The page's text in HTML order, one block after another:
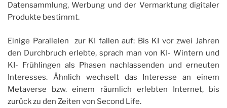
Datensammlung, Werbung und der Vermarktung digitaler
Produkte bestimmt.
Einige Parallelen zur KI fallen auf: Bis KI vor zwei Jahren
den Durchbruch erlebte, sprach man von KI- Wintern und
KI- Frühlingen als Phasen nachlassenden und erneuten
Interesses. Ähnlich wechselt das Interesse an einem
Metaverse bzw. einem räumlich erlebten Internet, bis
zurück zu den Zeiten von Second Life.